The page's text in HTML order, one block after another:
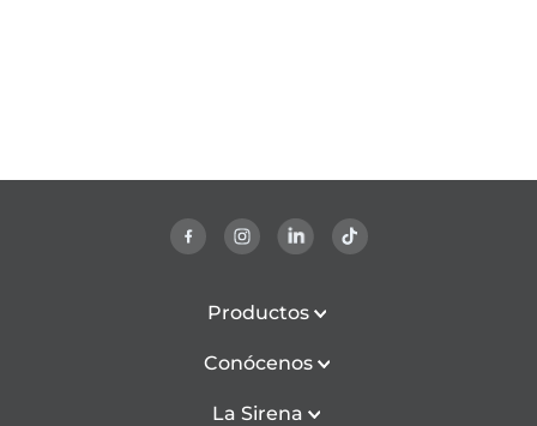
Productos
Conócenos
La Sirena